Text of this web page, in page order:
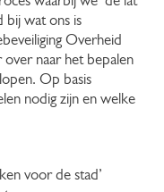
bij wat ons is
Overheid
naar het bepalen
Op basis
nodig zijn en welke
voor de stad’